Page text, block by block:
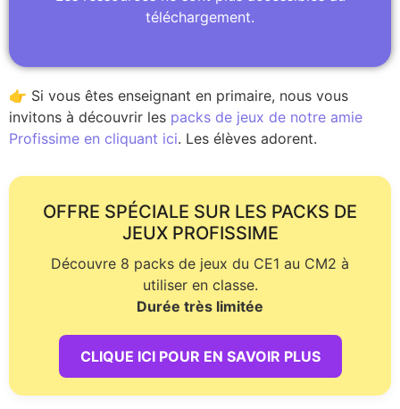
téléchargement.
👉 Si vous êtes enseignant en primaire, nous vous
invitons à découvrir les packs de jeux de notre amie
Profissime en cliquant ici. Les élèves adorent.
OFFRE SPÉCIALE SUR LES PACKS DE
JEUX PROFISSIME
Découvre 8 packs de jeux du CE1 au CM2 à
utiliser en classe.
Durée très limitée
CLIQUE ICI POUR EN SAVOIR PLUS